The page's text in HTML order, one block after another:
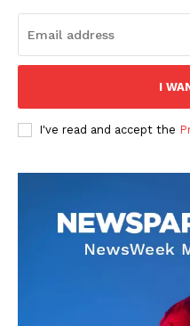
I
I've read and accept the